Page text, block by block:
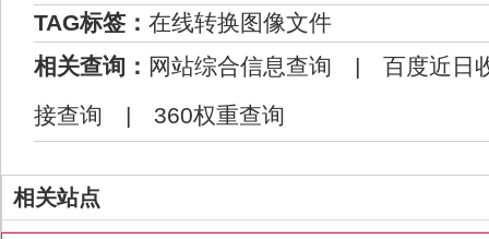
TAG标签： 在线转换图像文件
相关查询： 网站综合信息查询 | 百度近日
接查询 | 360权重查询
相关站点